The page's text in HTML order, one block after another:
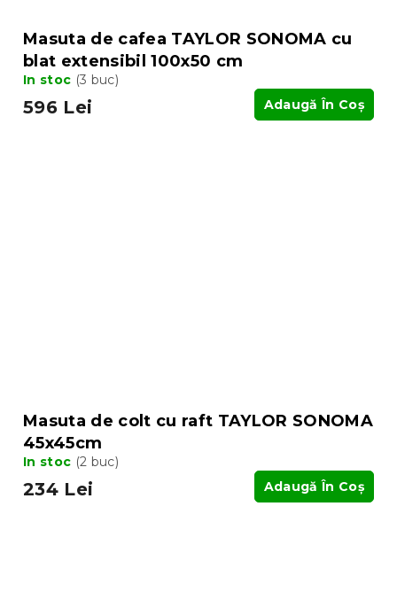
Masuta de cafea TAYLOR SONOMA cu
blat extensibil 100x50 cm
In stoc (3 buc)
596 Lei Adaugă În Coş
Masuta de colt cu raft TAYLOR SONOMA
45x45cm
In stoc (2 buc)
234 Lei Adaugă În Coş